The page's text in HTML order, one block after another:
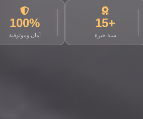
+15
سنة خبرة
100%
أمان وموثوقية